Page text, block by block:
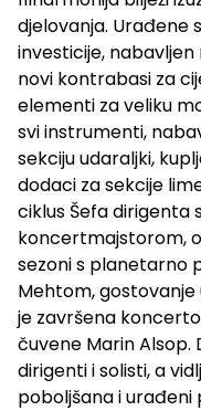
djelovanja. Urađene
investicije,
novi kontrabasi za
elementi za veliku
svi instrumenti,
sekciju udaraljki,
dodaci za sekcije
ciklus Šefa dirigenta
koncertmajstorom,
sezoni s planetarno
Mehtom, gostovanje
je završena
čuvene Marin
dirigenti i solisti, a
poboljšana i urađeni